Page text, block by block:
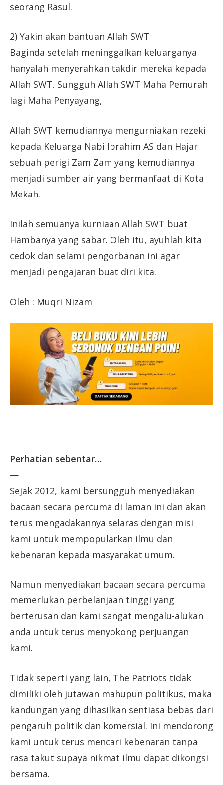
seorang Rasul.
2) Yakin akan bantuan Allah SWT
Baginda setelah meninggalkan keluarganya
hanyalah menyerahkan takdir mereka kepada
Allah SWT. Sungguh Allah SWT Maha Pemurah
lagi Maha Penyayang,
Allah SWT kemudiannya mengurniakan rezeki
kepada Keluarga Nabi Ibrahim AS dan Hajar
sebuah perigi Zam Zam yang kemudiannya
menjadi sumber air yang bermanfaat di Kota
Mekah.
Inilah semuanya kurniaan Allah SWT buat
Hambanya yang sabar. Oleh itu, ayuhlah kita
cedok dan selami pengorbanan ini agar
menjadi pengajaran buat diri kita.
Oleh : Muqri Nizam
Perhatian sebentar…
—
Sejak 2012, kami bersungguh menyediakan
bacaan secara percuma di laman ini dan akan
terus mengadakannya selaras dengan misi
kami untuk mempopularkan ilmu dan
kebenaran kepada masyarakat umum.
Namun menyediakan bacaan secara percuma
memerlukan perbelanjaan tinggi yang
berterusan dan kami sangat mengalu-alukan
anda untuk terus menyokong perjuangan
kami.
Tidak seperti yang lain, The Patriots tidak
dimiliki oleh jutawan mahupun politikus, maka
kandungan yang dihasilkan sentiasa bebas dari
pengaruh politik dan komersial. Ini mendorong
kami untuk terus mencari kebenaran tanpa
rasa takut supaya nikmat ilmu dapat dikongsi
bersama.